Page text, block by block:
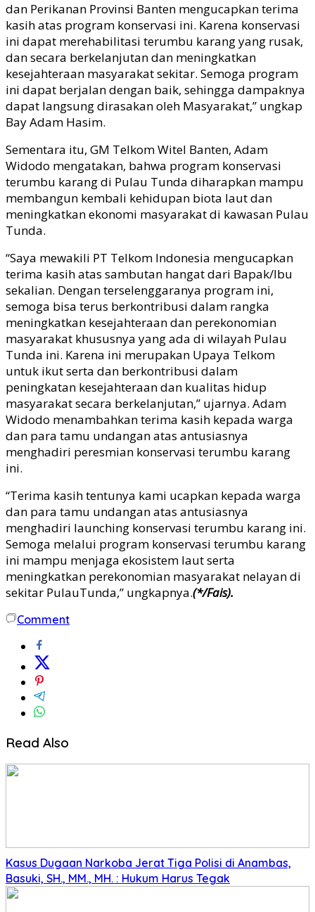
dan Perikanan Provinsi Banten mengucapkan terima
kasih atas program konservasi ini. Karena konservasi
ini dapat merehabilitasi terumbu karang yang rusak,
dan secara berkelanjutan dan meningkatkan
kesejahteraan masyarakat sekitar. Semoga program
ini dapat berjalan dengan baik, sehingga dampaknya
dapat langsung dirasakan oleh Masyarakat,” ungkap
Bay Adam Hasim.
Sementara itu, GM Telkom Witel Banten, Adam
Widodo mengatakan, bahwa program konservasi
terumbu karang di Pulau Tunda diharapkan mampu
membangun kembali kehidupan biota laut dan
meningkatkan ekonomi masyarakat di kawasan Pulau
Tunda.
“Saya mewakili PT Telkom Indonesia mengucapkan
terima kasih atas sambutan hangat dari Bapak/Ibu
sekalian. Dengan terselenggaranya program ini,
semoga bisa terus berkontribusi dalam rangka
meningkatkan kesejahteraan dan perekonomian
masyarakat khususnya yang ada di wilayah Pulau
Tunda ini. Karena ini merupakan Upaya Telkom
untuk ikut serta dan berkontribusi dalam
peningkatan kesejahteraan dan kualitas hidup
masyarakat secara berkelanjutan,” ujarnya. Adam
Widodo menambahkan terima kasih kepada warga
dan para tamu undangan atas antusiasnya
menghadiri peresmian konservasi terumbu karang
ini.
“Terima kasih tentunya kami ucapkan kepada warga
dan para tamu undangan atas antusiasnya
menghadiri launching konservasi terumbu karang ini.
Semoga melalui program konservasi terumbu karang
ini mampu menjaga ekosistem laut serta
meningkatkan perekonomian masyarakat nelayan di
sekitar PulauTunda,” ungkapnya.(*/Fais).
Comment
Read Also
Kasus Dugaan Narkoba Jerat Tiga Polisi di Anambas,
Basuki, SH., MM., MH. : Hukum Harus Tegak